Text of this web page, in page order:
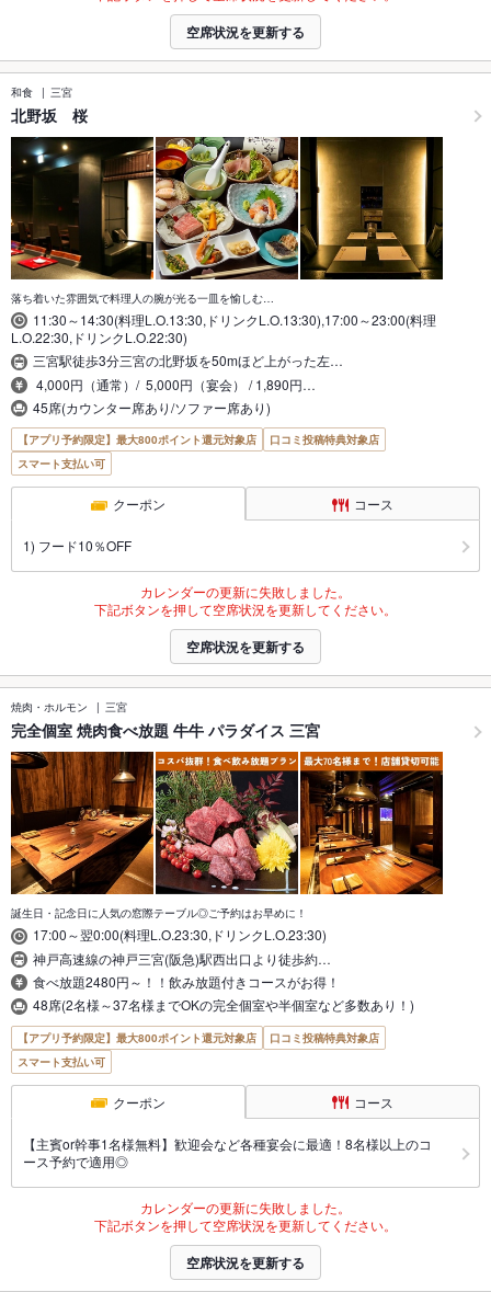
空席状況を更新する
和食 三宮
北野坂 桜
落ち着いた雰囲気で料理人の腕が光る一皿を愉しむ…
11:30～14:30(料理L.O.13:30,ドリンクL.O.13:30),17:00～23:00(料理
L.O.22:30,ドリンクL.O.22:30)
三宮駅徒歩3分三宮の北野坂を50mほど上がった左…
4,000円（通常）/ 5,000円（宴会） / 1,890円…
45席(カウンター席あり/ソファー席あり)
【アプリ予約限定】最大800ポイント還元対象店
口コミ投稿特典対象店
スマート支払い可
クーポン コース
1) フード10％OFF
カレンダーの更新に失敗しました。
下記ボタンを押して空席状況を更新してください。
空席状況を更新する
焼肉・ホルモン 三宮
完全個室 焼肉食べ放題 牛牛 パラダイス 三宮
誕生日・記念日に人気の窓際テーブル◎ご予約はお早めに！
17:00～翌0:00(料理L.O.23:30,ドリンクL.O.23:30)
神戸高速線の神戸三宮(阪急)駅西出口より徒歩約…
食べ放題2480円～！！飲み放題付きコースがお得！
48席(2名様～37名様までOKの完全個室や半個室など多数あり！)
【アプリ予約限定】最大800ポイント還元対象店
口コミ投稿特典対象店
スマート支払い可
クーポン コース
【主賓or幹事1名様無料】歓迎会など各種宴会に最適！8名様以上のコ
ース予約で適用◎
カレンダーの更新に失敗しました。
下記ボタンを押して空席状況を更新してください。
空席状況を更新する